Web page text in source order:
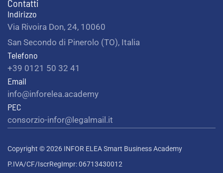
Contatti
Indirizzo
Via Rivoira Don, 24, 10060
San Secondo di Pinerolo (TO), Italia
Telefono
+39 0121 50 32 41
Email
info@inforelea.academy
PEC
consorzio-infor@legalmail.it
Copyright © 2026 INFOR ELEA Smart Business Academy
P.IVA/CF/IscrRegImpr: 06713430012